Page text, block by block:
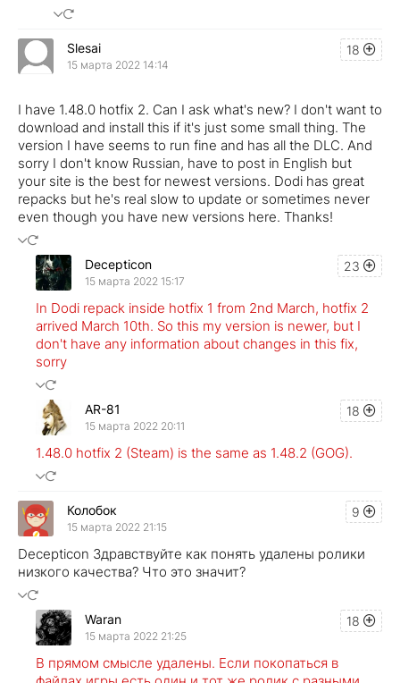
18
Slesai
15 марта 2022 14:14
I have 1.48.0 hotfix 2. Can I ask what's new? I don't want to
download and install this if it's just some small thing. The
version I have seems to run fine and has all the DLC. And
sorry I don't know Russian, have to post in English but
your site is the best for newest versions. Dodi has great
repacks but he's real slow to update or sometimes never
even though you have new versions here. Thanks!
23
Decepticon
15 марта 2022 15:17
In Dodi repack inside hotfix 1 from 2nd March, hotfix 2
arrived March 10th. So this my version is newer, but I
don't have any information about changes in this fix,
sorry
18
AR-81
15 марта 2022 20:11
1.48.0 hotfix 2 (Steam) is the same as 1.48.2 (GOG).
9
Колобок
15 марта 2022 21:15
Decepticon Здравствуйте как понять удалены ролики
низкого качества? Что это значит?
18
Waran
15 марта 2022 21:25
В прямом смысле удалены. Если покопаться в